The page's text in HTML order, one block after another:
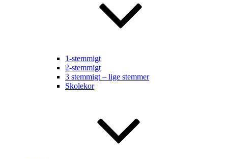
1-stemmigt
2-stemmigt
3 stemmigt – lige stemmer
Skolekor